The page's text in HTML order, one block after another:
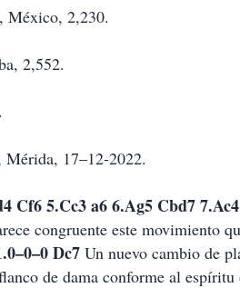
México, 2,230.
2,552.
17–12-2022.
Cf6 5.Cc3 a6 6.Ag5 Cbd7
congruente este movimiento
Dc7 Un nuevo cambio de
de dama conforme al